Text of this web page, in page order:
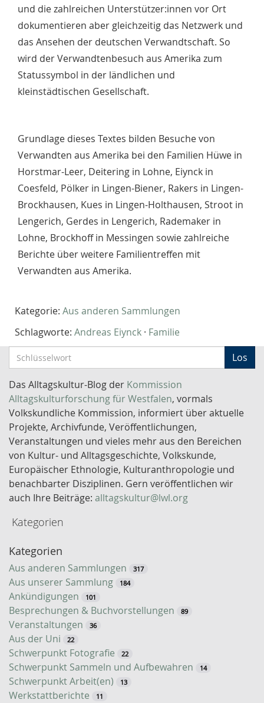
und die zahlreichen Unterstützer:innen vor Ort
dokumentieren aber gleichzeitig das Netzwerk und
das Ansehen der deutschen Verwandtschaft. So
wird der Verwandtenbesuch aus Amerika zum
Statussymbol in der ländlichen und
kleinstädtischen Gesellschaft.
Grundlage dieses Textes bilden Besuche von
Verwandten aus Amerika bei den Familien Hüwe in
Horstmar-Leer, Deitering in Lohne, Eiynck in
Coesfeld, Pölker in Lingen-Biener, Rakers in Lingen-
Brockhausen, Kues in Lingen-Holthausen, Stroot in
Lengerich, Gerdes in Lengerich, Rademaker in
Lohne, Brockhoff in Messingen sowie zahlreiche
Berichte über weitere Familientreffen mit
Verwandten aus Amerika.
Kategorie: Aus anderen Sammlungen
Schlagworte: Andreas Eiynck · Familie
c
h
l
ü
s
s
e
l
w
o
S
u
c
h
e
Los
Das Alltagskultur-Blog der Kommission
Alltagskulturforschung für Westfalen, vormals
Volkskundliche Kommission, informiert über aktuelle
Projekte, Archivfunde, Veröffentlichungen,
Veranstaltungen und vieles mehr aus den Bereichen
von Kultur- und Alltagsgeschichte, Volkskunde,
Europäischer Ethnologie, Kulturanthropologie und
benachbarter Disziplinen. Gern veröffentlichen wir
auch Ihre Beiträge: alltagskultur@lwl.org
Kategorien
Kategorien
Aus anderen Sammlungen 317
Aus unserer Sammlung 184
Ankündigungen 101
Besprechungen & Buchvorstellungen 89
Veranstaltungen 36
Aus der Uni 22
Schwerpunkt Fotografie 22
Schwerpunkt Sammeln und Aufbewahren 14
Schwerpunkt Arbeit(en) 13
Werkstattberichte 11